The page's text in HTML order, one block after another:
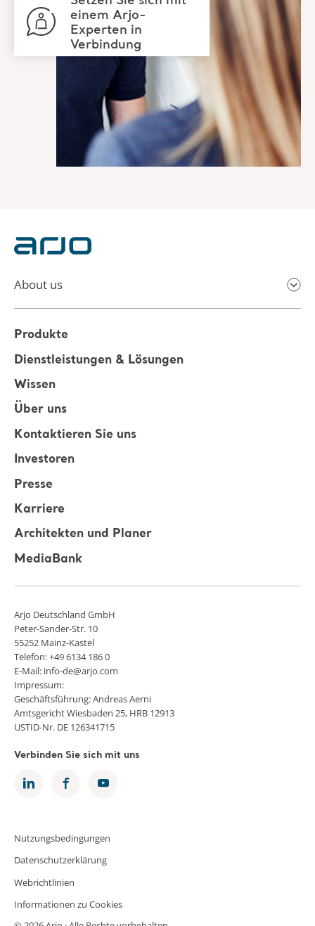
About us
Produkte
Dienstleistungen & Lösungen
Wissen
Über uns
Kontaktieren Sie uns
Investoren
Presse
Karriere
Architekten und Planer
MediaBank
Arjo Deutschland GmbH
Peter-Sander-Str. 10
55252 Mainz-Kastel
Telefon: +49 6134 186 0
E-Mail: info-de@arjo.com
Impressum:
Geschäftsführung: Andreas Aerni
Amtsgericht Wiesbaden 25, HRB 12913
USTID-Nr. DE 126341715
Verbinden Sie sich mit uns
Nutzungsbedingungen
Datenschutzerklärung
Webrichtlinien
Informationen zu Cookies